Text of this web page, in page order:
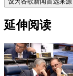
延伸阅读